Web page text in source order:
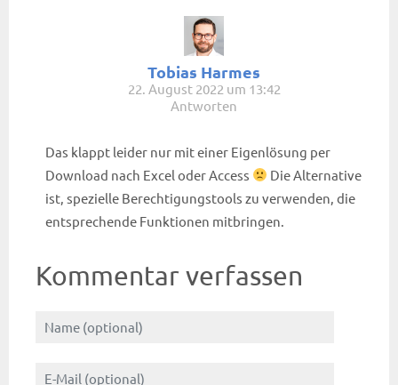
Tobias Harmes
22. August 2022 um 13:42
Antworten
Das klappt leider nur mit einer Eigenlösung per
Download nach Excel oder Access
Die Alternative
ist, spezielle Berechtigungstools zu verwenden, die
entsprechende Funktionen mitbringen.
Kommentar verfassen